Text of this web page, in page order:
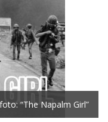
“The Napalm Girl”